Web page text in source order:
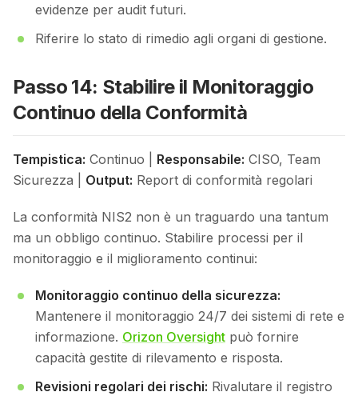
evidenze per audit futuri.
Riferire lo stato di rimedio agli organi di gestione.
Passo 14: Stabilire il Monitoraggio
Continuo della Conformità
Tempistica: Continuo | Responsabile: CISO, Team
Sicurezza | Output: Report di conformità regolari
La conformità NIS2 non è un traguardo una tantum
ma un obbligo continuo. Stabilire processi per il
monitoraggio e il miglioramento continui:
Monitoraggio continuo della sicurezza:
Mantenere il monitoraggio 24/7 dei sistemi di rete e
informazione. Orizon Oversight può fornire
capacità gestite di rilevamento e risposta.
Revisioni regolari dei rischi: Rivalutare il registro